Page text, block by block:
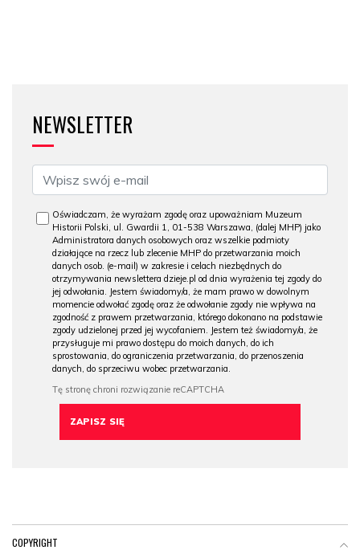
NEWSLETTER
Oświadczam, że wyrażam zgodę oraz upoważniam Muzeum
Historii Polski, ul. Gwardii 1, 01-538 Warszawa, (dalej MHP) jako
Administratora danych osobowych oraz wszelkie podmioty
działające na rzecz lub zlecenie MHP do przetwarzania moich
danych osob. (e-mail) w zakresie i celach niezbędnych do
otrzymywania newslettera dzieje.pl od dnia wyrażenia tej zgody do
jej odwołania. Jestem świadomy/a, że mam prawo w dowolnym
momencie odwołać zgodę oraz że odwołanie zgody nie wpływa na
zgodność z prawem przetwarzania, którego dokonano na podstawie
zgody udzielonej przed jej wycofaniem. Jestem też świadomy/a, że
przysługuje mi prawo dostępu do moich danych, do ich
sprostowania, do ograniczenia przetwarzania, do przenoszenia
danych, do sprzeciwu wobec przetwarzania.
COPYRIGHT